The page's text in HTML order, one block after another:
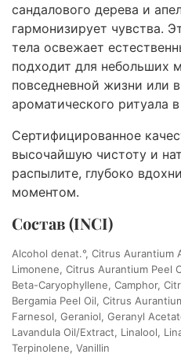
сандалового дерева и
гармонизирует чувства.
тела освежает
подходит для небольших
повседневной жизни или
ароматического ритуала
Сертифицированное
высочайшую чистоту и
распылите, глубоко
моментом.
Состав (INCI)
Alcohol denat.°, Citrus Aurantium
Limonene, Citrus Aurantium Peel
Beta-Caryophyllene, Camphor,
Bergamia Peel Oil, Citrus
Farnesol, Geraniol, Geranyl
Lavandula Oil/Extract, Linalool,
Terpinolene, Vanillin